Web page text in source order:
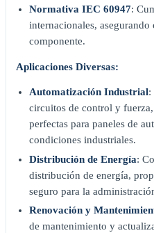
Normativa IEC 60947:
internacionales,
componente.
Aplicaciones Diversas:
Automatización Industrial:
circuitos de control y
perfectas para paneles de
condiciones industriales.
Distribución de Energía:
distribución de energía,
seguro para la
Renovación y
de mantenimiento y